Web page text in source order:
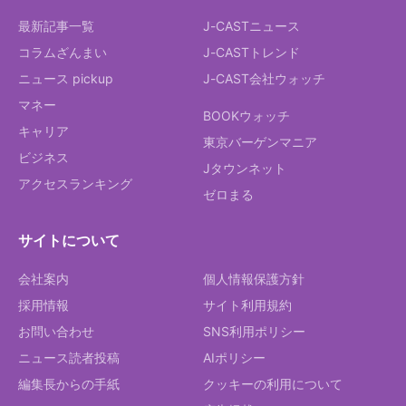
最新記事一覧
コラムざんまい
ニュース pickup
マネー
キャリア
ビジネス
アクセスランキング
J-CASTニュース
J-CASTトレンド
J-CAST会社ウォッチ
BOOKウォッチ
東京バーゲンマニア
Jタウンネット
ゼロまる
サイトについて
会社案内
採用情報
お問い合わせ
ニュース読者投稿
編集長からの手紙
個人情報保護方針
サイト利用規約
SNS利用ポリシー
AIポリシー
クッキーの利用について